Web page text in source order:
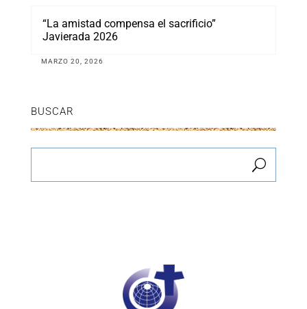
“La amistad compensa el sacrificio”
Javierada 2026
MARZO 20, 2026
BUSCAR